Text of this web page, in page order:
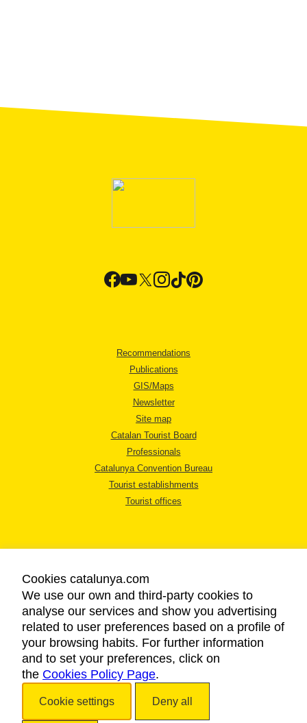
Recommendations
Publications
GIS/Maps
Newsletter
Site map
Catalan Tourist Board
Professionals
Catalunya Convention Bureau
Tourist establishments
Tourist offices
LEGAL NOTICE
PRIVACY POLICY
COOKIES POLICY
ACCESSIBILITY
Cookies catalunya.com
We use our own and third-party cookies to
analyse our services and show you advertising
related to user preferences based on a profile of
your browsing habits. For further information
and to set your preferences, click on
the Cookies Policy Page.
Cookie settings Deny all